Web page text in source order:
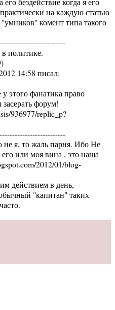
на каждую статью
комент типа такого
политике.
)
14:58 писал:
этого фанатика право
форум!
936977/replic_p?
не я, то жаль парня. Ибо Не
или моя вина , это наша
2012/01/blog-
действием в день,
"капитан" таких